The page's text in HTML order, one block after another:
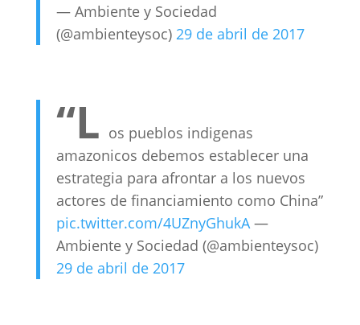
— Ambiente y Sociedad
(@ambienteysoc) 29 de abril de 2017
“L os pueblos indigenas
amazonicos debemos establecer una
estrategia para afrontar a los nuevos
actores de financiamiento como China”
pic.twitter.com/4UZnyGhukA—
Ambiente y Sociedad (@ambienteysoc)
29 de abril de 2017